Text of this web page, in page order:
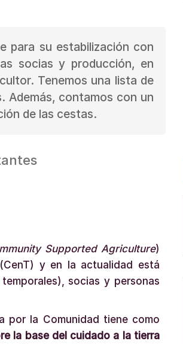
para su estabilización con
socias y producción, en
Tenemos una lista de
Además, contamos con un
de las cestas.
Supported Agriculture)
y en la actualidad está
socias y personas
por la Comunidad tiene como
la base del cuidado a la tierra